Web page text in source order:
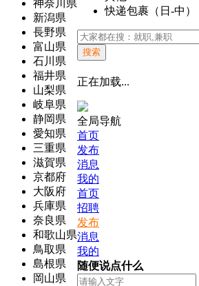
神奈川県
新潟県
長野県
富山県
石川県
福井県
山梨県
岐阜県
静岡県
愛知県
三重県
滋賀県
京都府
大阪府
兵庫県
奈良県
和歌山県
鳥取県
島根県
岡山県
快递包裹（日-中）
搜索
正在加载...
全局导航
首页
发布
消息
我的
首页
招聘
发布
消息
我的
随便说点什么